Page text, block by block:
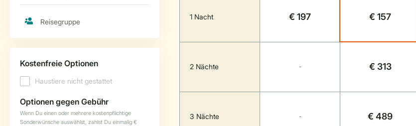
1 Nacht € 197 € 157
2 Nächte - € 313
3 Nächte - € 489